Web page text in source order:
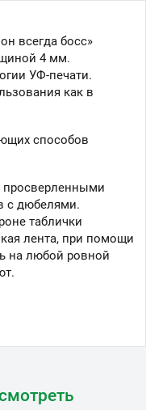
всегда босс»
4 мм.
УФ-печати.
как в
способов
просверленными
с дюбелями.
таблички
лента, при помощи
на любой ровной